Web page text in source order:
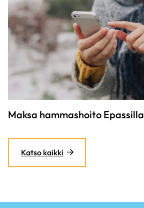
Katso kaikki
Maksa hammashoito Epassilla